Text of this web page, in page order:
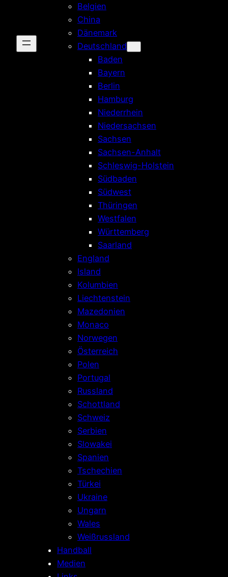
Belgien
China
Dänemark
Deutschland
Baden
Bayern
Berlin
Hamburg
Niederrhein
Niedersachsen
Sachsen
Sachsen-Anhalt
Schleswig-Holstein
Südbaden
Südwest
Thüringen
Westfalen
Württemberg
Saarland
England
Island
Kolumbien
Liechtenstein
Mazedonien
Monaco
Norwegen
Österreich
Polen
Portugal
Russland
Schottland
Schweiz
Serbien
Slowakei
Spanien
Tschechien
Türkei
Ukraine
Ungarn
Wales
Weißrussland
Handball
Medien